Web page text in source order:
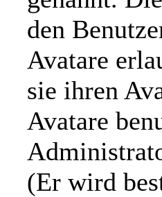
den
Avatare
sie ihren
Avatare
(Er wird